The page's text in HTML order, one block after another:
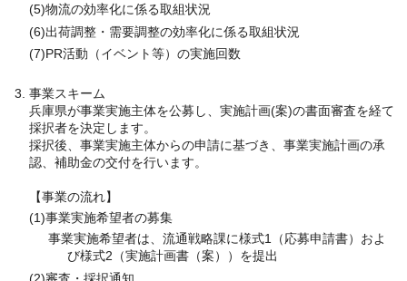
(5)物流の効率化に係る取組状況
(6)出荷調整・需要調整の効率化に係る取組状況
(7)PR活動（イベント等）の実施回数
事業スキーム
兵庫県が事業実施主体を公募し、実施計画(案)の書面審査を経て
採択者を決定します。
採択後、事業実施主体からの申請に基づき、事業実施計画の承
認、補助金の交付を行います。
【事業の流れ】
(1)事業実施希望者の募集
事業実施希望者は、流通戦略課に様式1（応募申請書）およ
び様式2（実施計画書（案））を提出
(2)審査・採択通知